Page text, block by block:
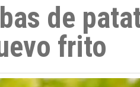
de
frito